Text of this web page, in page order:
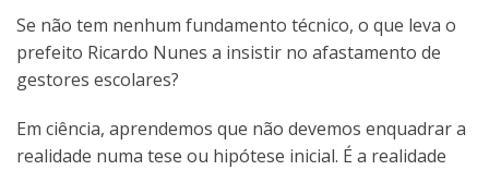
Se não tem nenhum fundamento técnico, o que leva o
prefeito Ricardo Nunes a insistir no afastamento de
gestores escolares?
Em ciência, aprendemos que não devemos enquadrar a
realidade numa tese ou hipótese inicial. É a realidade